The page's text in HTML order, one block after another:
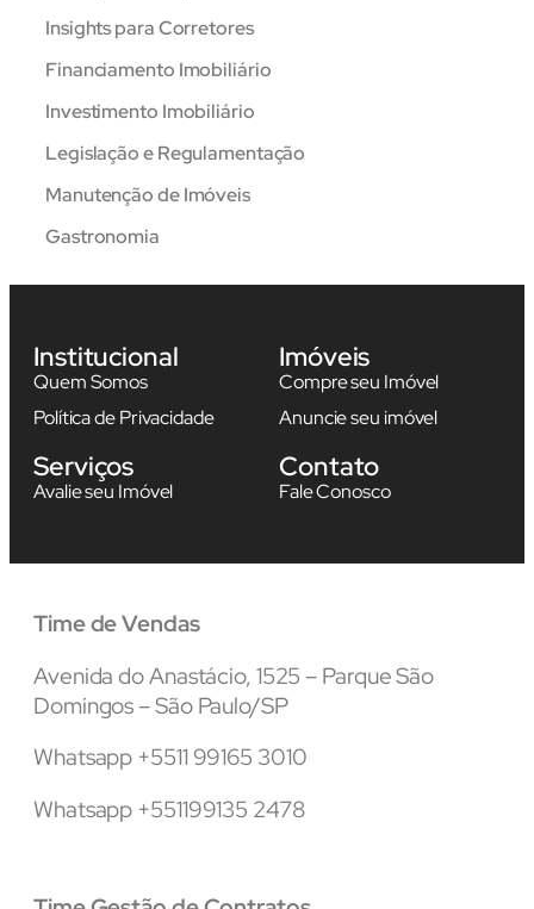
Insights para Corretores
Financiamento Imobiliário
Investimento Imobiliário
Legislação e Regulamentação
Manutenção de Imóveis
Gastronomia
Institucional
Quem Somos
Política de Privacidade
Imóveis
Compre seu Imóvel
Anuncie seu imóvel
Serviços
Avalie seu Imóvel
Contato
Fale Conosco
Time de Vendas
Avenida do Anastácio, 1525 – Parque São
Domingos – São Paulo/SP
Whatsapp +5511 99165 3010
Whatsapp +551199135 2478